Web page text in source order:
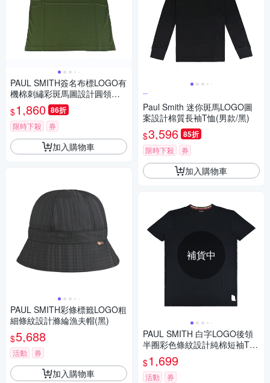
PAUL SMITH簽名布標LOGO有
機棉刺繡彩斑馬圖設計圓領短
袖T恤(男款/綠)
$1,860 86折
限時下殺 券
加入購物車
PAUL SMITH彩條標籤LOGO粗
細條紋設計滌綸漁夫帽(黑)
$5,688
活動 券
加入購物車
--
Paul Smith 迷你斑馬LOGO圖
案設計棉質長袖T恤(男款/黑)
$3,596 85折
限時下殺 券
加入購物車
補貨中
PAUL SMITH 白字LOGO後領
半圈彩色條紋設計純棉短袖T恤
(男款/黑)
$1,699
活動 券